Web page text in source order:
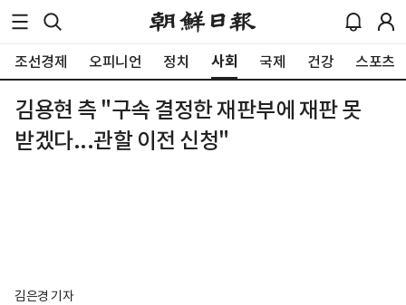
조선경제 오피니언 정치 사회 국제 건강 스포츠
김용현 측 "구속 결정한 재판부에 재판 못
받겠다...관할 이전 신청"
김은경 기자